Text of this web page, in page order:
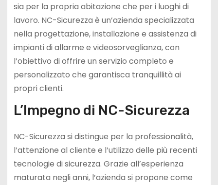
sia per la propria abitazione che per i luoghi di
lavoro. NC-Sicurezza è un’azienda specializzata
nella progettazione, installazione e assistenza di
impianti di allarme e videosorveglianza, con
l’obiettivo di offrire un servizio completo e
personalizzato che garantisca tranquillità ai
propri clienti.
L’Impegno di NC-Sicurezza
NC-Sicurezza si distingue per la professionalità,
l’attenzione al cliente e l’utilizzo delle più recenti
tecnologie di sicurezza. Grazie all’esperienza
maturata negli anni, l’azienda si propone come